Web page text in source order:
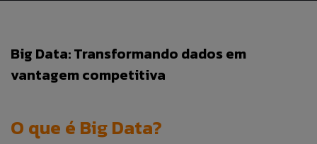
ÁREA DO COLABORADOR
CANAL DE ÉTICA
Big Data: Transformando dados em
vantagem competitiva
O que é Big Data?